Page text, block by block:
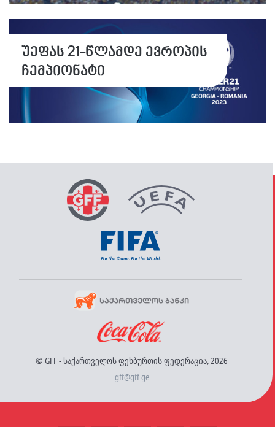
უეფას 21-წლამდე ევროპის
ჩემპიონატი
© GFF - საქართველოს ფეხბურთის ფედერაცია, 2026
gff@gff.ge